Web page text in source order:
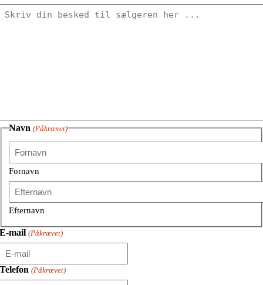
Navn (Påkrævet)
Fornavn
Efternavn
E-mail (Påkrævet)
Telefon (Påkrævet)